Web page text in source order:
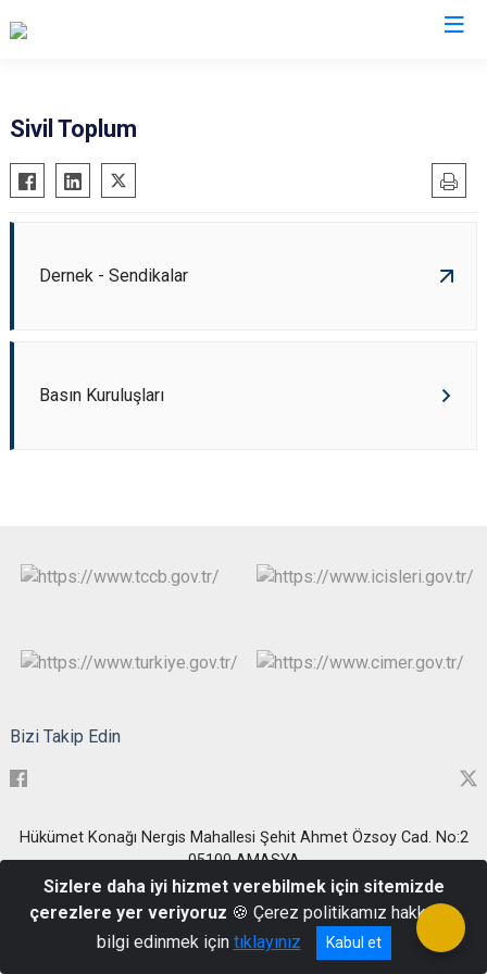
Sivil Toplum
Dernek - Sendikalar
Basın Kuruluşları
Bizi Takip Edin
Hükümet Konağı Nergis Mahallesi Şehit Ahmet Özsoy Cad. No:2
05100 AMASYA
0(358) 218 3069
Sizlere daha iyi hizmet verebilmek için sitemizde
çerezlere yer veriyoruz 🍪 Çerez politikamız hakkında
bilgi edinmek için tıklayınız Kabul et